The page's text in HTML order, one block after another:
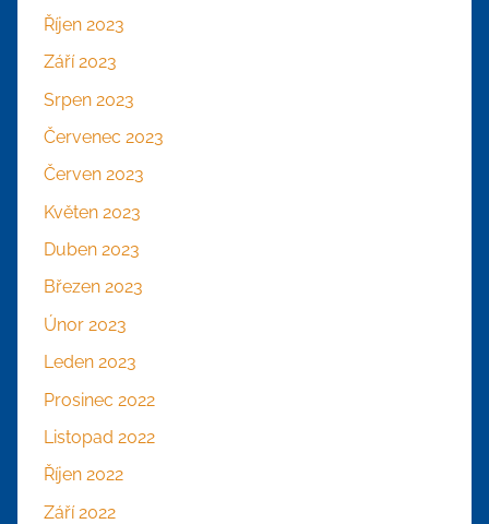
Říjen 2023
Září 2023
Srpen 2023
Červenec 2023
Červen 2023
Květen 2023
Duben 2023
Březen 2023
Únor 2023
Leden 2023
Prosinec 2022
Listopad 2022
Říjen 2022
Září 2022